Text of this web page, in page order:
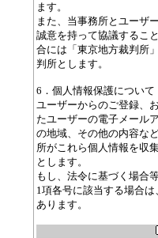
ます。
また、当事務所とユーザ
誠意を持って協議するこ
合には「東京地方裁判所
判所とします。
6．個人情報保護について
ユーザーからのご登録、
たユーザーの電子メール
の地域、その他の内容な
所がこれら個人情報を収
とします。
もし、法令に基づく場合
1項各号に該当する場合
あります。